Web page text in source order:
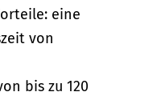
eine
von
bis zu 120